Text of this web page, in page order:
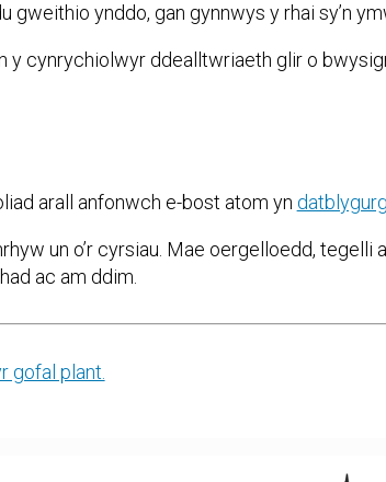
gweithio ynddo, gan gynnwys y rhai sy’n
y cynrychiolwyr ddealltwriaeth glir o
arall anfonwch e-bost atom yn
un o’r cyrsiau. Mae oergelloedd,
ac am ddim.
gofal plant.